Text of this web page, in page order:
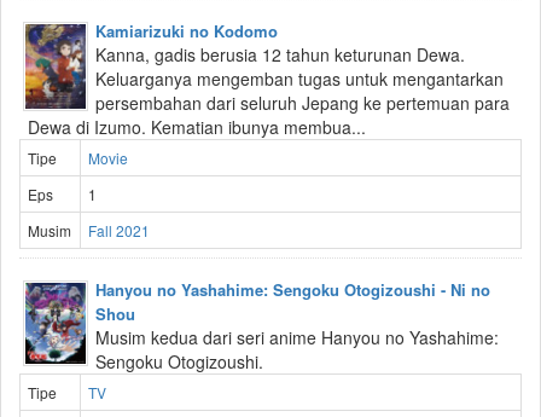
Kamiarizuki no Kodomo
Kanna, gadis berusia 12 tahun keturunan Dewa.
Keluarganya mengemban tugas untuk mengantarkan
persembahan dari seluruh Jepang ke pertemuan para
Dewa di Izumo. Kematian ibunya membua...
Tipe
Movie
Eps
1
Musim
Fall 2021
Hanyou no Yashahime: Sengoku Otogizoushi - Ni no
Shou
Musim kedua dari seri anime Hanyou no Yashahime:
Sengoku Otogizoushi.
Tipe
TV